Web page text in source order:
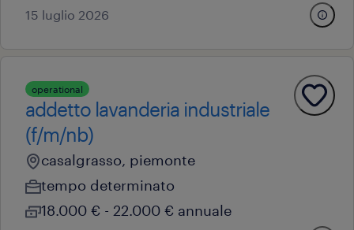
15 luglio 2026
operational
addetto lavanderia industriale
(f/m/nb)
casalgrasso, piemonte
tempo determinato
18.000 € - 22.000 € annuale